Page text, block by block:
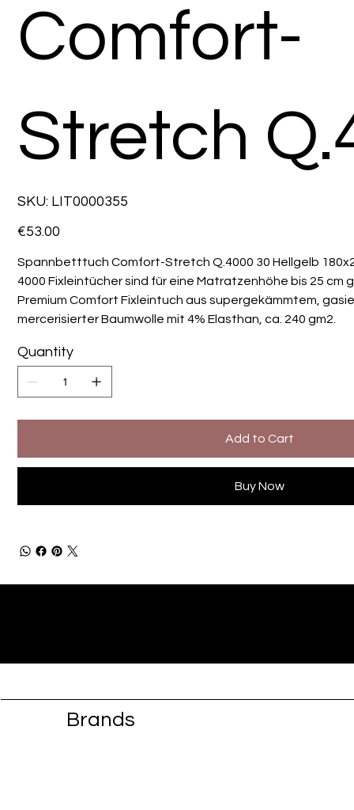
Comfort-
Stretch
SKU: SKU
LIT0000355
LIT0000355
Price
€53.00
Spannbetttuch Comfort-Stretch Q.4000 30 Hellgelb
4000 Fixleintücher sind für eine Matratzenhöhe bis 25 cm
Premium Comfort Fixleintuch aus supergekämmtem,
mercerisierter Baumwolle mit 4% Elasthan, ca. 240 gm2.
Quantity
Add to Cart
Buy Now
Brands